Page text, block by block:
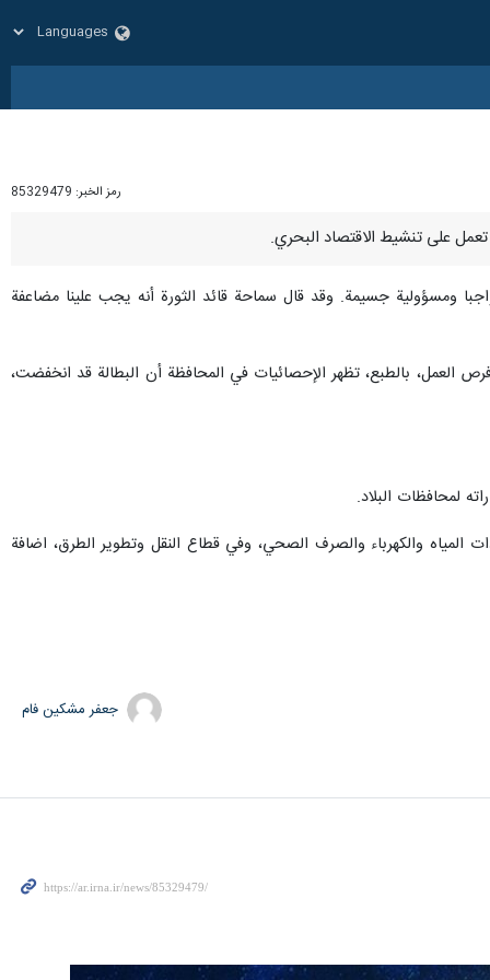
رمز الخبر: 85329479
ومسؤولية جسيمة. وقد قال سماحة قائد الثورة أنه يجب علينا مضاعفة
العمل، بالطبع، تظهر الإحصائيات في المحافظة أن البطالة قد انخفضت،
لمحافظات البلاد.
المياه والكهرباء والصرف الصحي، وفي قطاع النقل وتطوير الطرق، اضافة
جعفر مشکین فام